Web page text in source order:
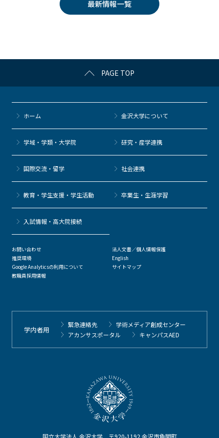
k
et a
最新情報一覧
PAGE TOP
国立大学法人 金沢大学 〒920-1192 金沢市角間町
ホーム 金沢大学について
学域・学類・大学院 研究・産学連携
国際交流・留学 社会連携
教育・学生支援・学生活動 卒業生・生涯学習
⼊試情報・高大院接続
お問い合わせ
推奨環境
Google Analyticsの利用について
教職員採用情報
法人文書／個人情報保護
English
サイトマップ
学内者用
緊急連絡先
学術メディア創成センター
アカンサスポータル
キャンパスAED